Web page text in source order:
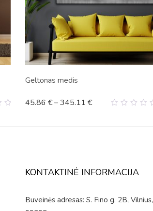
Geltonas medis
45.86 €–345.11 €
KONTAKTINĖ INFORMACIJA
Buveinės adresas: S. Fino g. 2B, Vilnius,